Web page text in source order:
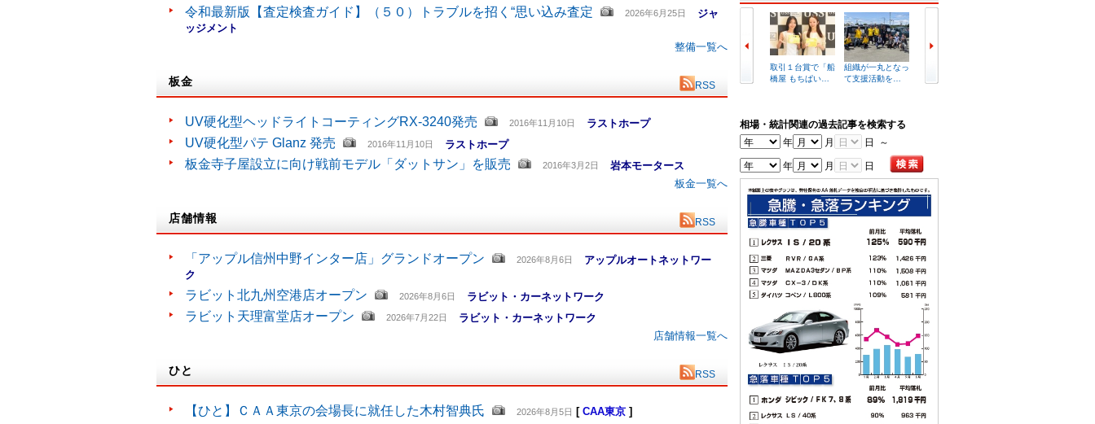
令和最新版【査定検査ガイド】（５０）トラブルを招く“思い込み査定
2026年6月25日 ジャ
ッジメント
整備一覧へ
板金 RSS
UV硬化型ヘッドライトコーティングRX-3240発売 2016年11月10日 ラストホープ
UV硬化型パテ Glanz 発売 2016年11月10日 ラストホープ
板金寺子屋設立に向け戦前モデル「ダットサン」を販売 2016年3月2日
岩本モータース
板金一覧へ
店舗情報 RSS
「アップル信州中野インター店」グランドオープン 2026年8月6日 アップルオートネットワー
ク
ラビット北九州空港店オープン
2026年8月6日 ラビット・カーネットワーク
ラビット天理富堂店オープン 2026年7月22日
ラビット・カーネットワーク
店舗情報一覧へ
ひと RSS
【ひと】ＣＡＡ東京の会場長に就任した木村智典氏 2026年8月5日 [ CAA東京 ]
取引１台賞で「船
橋屋 もちぱい…
組織が一丸となっ
て支援活動を…
相場・統計関連の過去記事を検索する
年
月 日 ～
年 月 日